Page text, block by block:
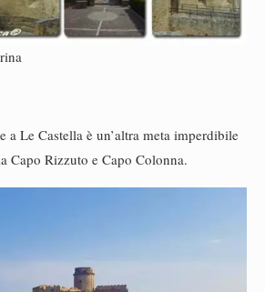
a Le Castella è un’altra meta imperdibile
Capo Rizzuto e Capo Colonna.